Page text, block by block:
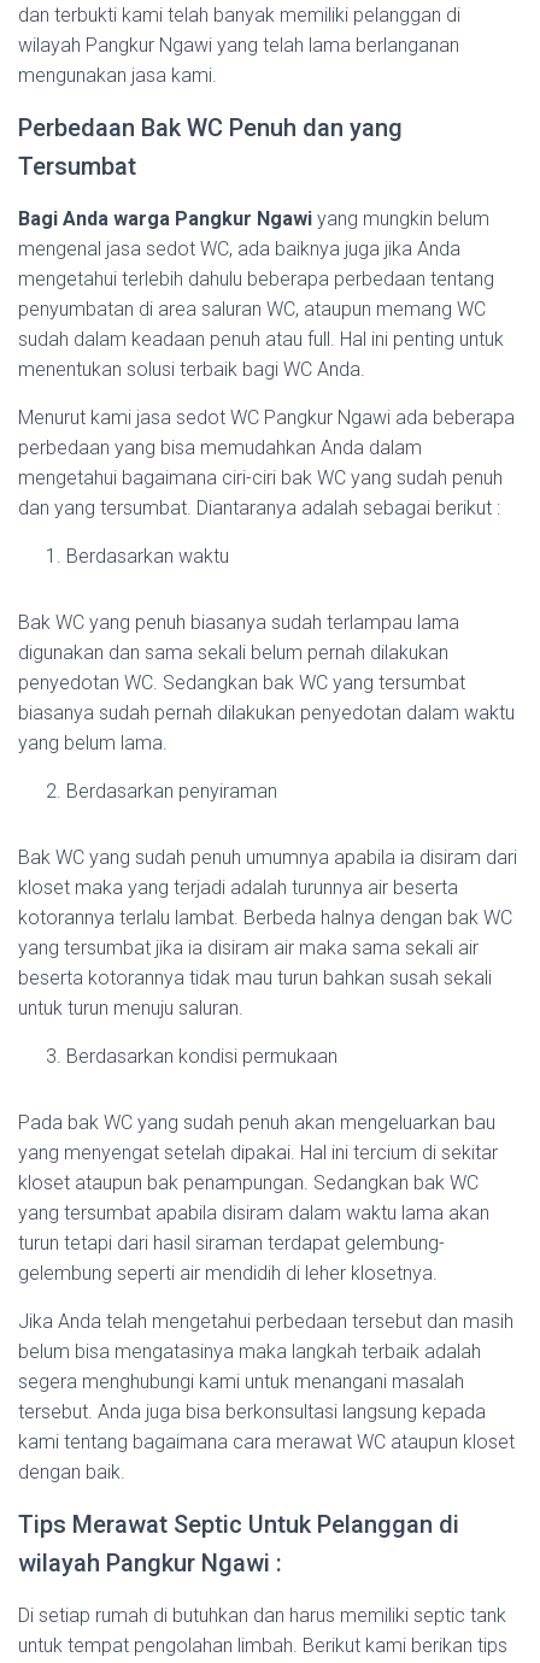
dan terbukti kami telah banyak memiliki pelanggan di
wilayah Pangkur Ngawi yang telah lama berlanganan
mengunakan jasa kami.
Perbedaan Bak WC Penuh dan yang
Tersumbat
Bagi Anda warga Pangkur Ngawi yang mungkin belum
mengenal jasa sedot WC, ada baiknya juga jika Anda
mengetahui terlebih dahulu beberapa perbedaan tentang
penyumbatan di area saluran WC, ataupun memang WC
sudah dalam keadaan penuh atau full. Hal ini penting untuk
menentukan solusi terbaik bagi WC Anda.
Menurut kami jasa sedot WC Pangkur Ngawi ada beberapa
perbedaan yang bisa memudahkan Anda dalam
mengetahui bagaimana ciri-ciri bak WC yang sudah penuh
dan yang tersumbat. Diantaranya adalah sebagai berikut :
Berdasarkan waktu
Bak WC yang penuh biasanya sudah terlampau lama
digunakan dan sama sekali belum pernah dilakukan
penyedotan WC. Sedangkan bak WC yang tersumbat
biasanya sudah pernah dilakukan penyedotan dalam waktu
yang belum lama.
Berdasarkan penyiraman
Bak WC yang sudah penuh umumnya apabila ia disiram dari
kloset maka yang terjadi adalah turunnya air beserta
kotorannya terlalu lambat. Berbeda halnya dengan bak WC
yang tersumbat jika ia disiram air maka sama sekali air
beserta kotorannya tidak mau turun bahkan susah sekali
untuk turun menuju saluran.
Berdasarkan kondisi permukaan
Pada bak WC yang sudah penuh akan mengeluarkan bau
yang menyengat setelah dipakai. Hal ini tercium di sekitar
kloset ataupun bak penampungan. Sedangkan bak WC
yang tersumbat apabila disiram dalam waktu lama akan
turun tetapi dari hasil siraman terdapat gelembung-
gelembung seperti air mendidih di leher klosetnya.
Jika Anda telah mengetahui perbedaan tersebut dan masih
belum bisa mengatasinya maka langkah terbaik adalah
segera menghubungi kami untuk menangani masalah
tersebut. Anda juga bisa berkonsultasi langsung kepada
kami tentang bagaimana cara merawat WC ataupun kloset
dengan baik.
Tips Merawat Septic Untuk Pelanggan di
wilayah Pangkur Ngawi :
Di setiap rumah di butuhkan dan harus memiliki septic tank
untuk tempat pengolahan limbah. Berikut kami berikan tips